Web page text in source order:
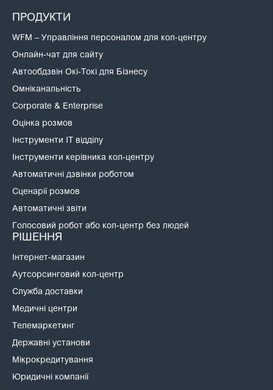
ПРОДУКТИ
WFM – Управління персоналом для кол-центру
Онлайн-чат для сайту
Автообдзвін Окі-Токі для Бізнесу
Омніканальність
Corporate & Enterprise
Оцінка розмов
Інструменти IT відділу
Інструменти керівника кол-центру
Автоматичні дзвінки роботом
Сценарії розмов
Автоматичні звіти
Голосовий робот або кол-центр без людей
РІШЕННЯ
Інтернет-магазин
Аутсорсинговий кол-центр
Служба доставки
Медичні центри
Телемаркетинг
Державні установи
Мікрокредитування
Юридичні компанії